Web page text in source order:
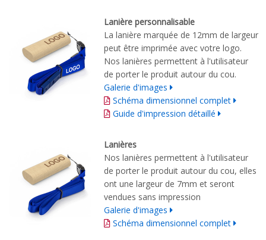
Lanière personnalisable
La lanière marquée de 12mm de largeur
peut être imprimée avec votre logo.
Nos lanières permettent à l'utilisateur
de porter le produit autour du cou.
Galerie d'images
Schéma dimensionnel complet
Guide d'impression détaillé
Lanières
Nos lanières permettent à l'utilisateur
de porter le produit autour du cou, elles
ont une largeur de 7mm et seront
vendues sans impression
Galerie d'images
Schéma dimensionnel complet